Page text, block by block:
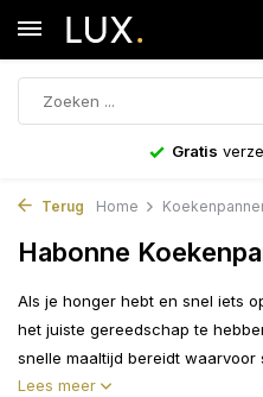
Gratis
Terug Home
Habonne
Als je honger hebt en snel iets
het juiste gereedschap te
snelle maaltijd bereidt waarvoor
Lees meer